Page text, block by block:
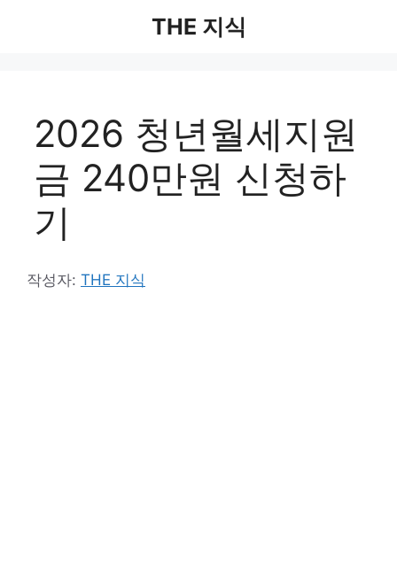
THE 지식
2026 청년월세지원
금 240만원 신청하
기
작성자: THE 지식